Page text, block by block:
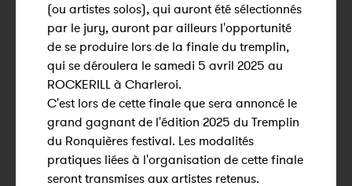
(ou artistes solos), qui auront été sélectionnés
par le jury, auront par ailleurs l'opportunité
de se produire lors de la finale du tremplin,
qui se déroulera le samedi 5 avril 2025 au
ROCKERILL à Charleroi.
C'est lors de cette finale que sera annoncé le
grand gagnant de l'édition 2025 du Tremplin
du Ronquières festival. Les modalités
pratiques liées à l'organisation de cette finale
seront transmises aux artistes retenus.